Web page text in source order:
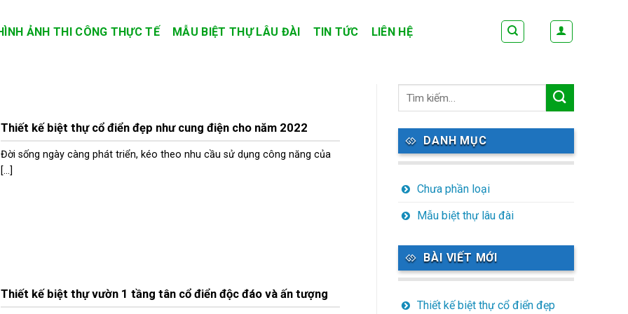
ẢNH THI CÔNG THỰC TẾ MẪU BIỆT THỰ LÂU ĐÀI TIN TỨC LIÊN HỆ
Thiết kế biệt thự cổ điển đẹp như cung điện cho năm 2022
Đời sống ngày càng phát triển, kéo theo nhu cầu sử dụng công năng của
[...]
Thiết kế biệt thự vườn 1 tầng tân cổ điển độc đáo và ấn tượng
DANH MỤC
Chưa phần loại
Mẫu biệt thự lâu đài
BÀI VIẾT MỚI
Thiết kế biệt thự cổ điển đẹp